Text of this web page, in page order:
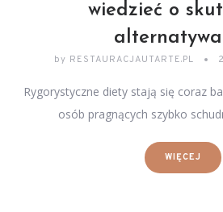
wiedzieć o
by RESTAURACJAUTARTE.PL
Rygorystyczne diety stają się coraz
osób pragnących szybko
WIĘCEJ